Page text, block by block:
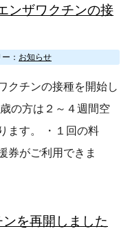
ンザワクチンの接
： お知らせ
クチンの接種を開始し
の方は２～４週間空
ます。 ・１回の料
がご利用できま
を再開しました